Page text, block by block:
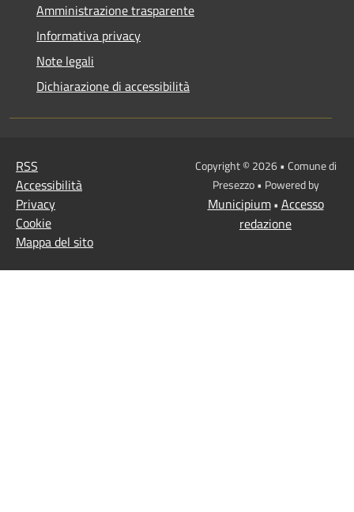
Amministrazione trasparente
Informativa privacy
Note legali
Dichiarazione di accessibilità
RSS
Accessibilità
Privacy
Cookie
Mappa del sito
Copyright © 2026 • Comune di
Presezzo • Powered by
Municipium• Accesso
redazione